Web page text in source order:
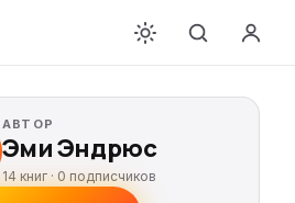
АВТОР
Эми Эндрюс
14 книг · 0 подписчиков